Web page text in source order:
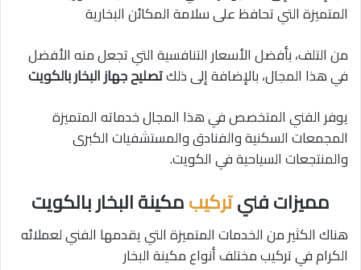
المتميزة التي تحافظ على سلامة المكائن البخارية
من التلف، بأفضل الأسعار التنافسية التي تجعل منه الأفضل
في هذا المجال، بالإضافة إلى ذلكتصليح جهاز البخار بالكويت
يوفر الفني المتخصص في هذا المجال خدماته المتميزة
المجمعات السكنية والفنادق والمستشفيات الكبرى
والمنتجعات السياحية في الكويت.
مميزات فنيتركيبمكينة البخار بالكويت
هناك الكثير من الخدمات المتميزة التي يقدمها الفني لعملائه
الكرام في تركيب مختلف أنواع مكينة البخار